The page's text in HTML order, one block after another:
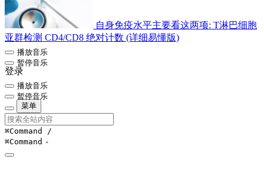
自身免疫水平主要看这两项: T淋巴细胞
亚群检测 CD4/CD8 绝对计数 (详细易懂版)
播放音乐
暂停音乐
登录
播放音乐
暂停音乐
菜单
⌘Command /
⌘Command -